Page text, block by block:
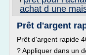
achat d une
Prêt d'argent
Prêt d'argent rapide
? Appliquer dans un